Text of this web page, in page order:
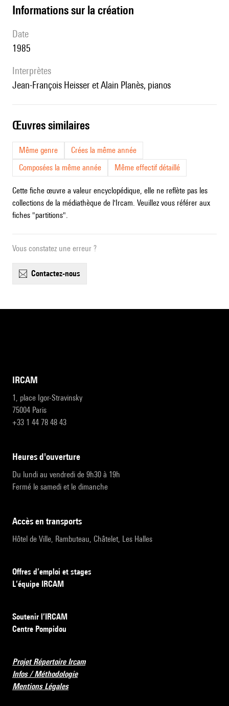
informations sur la création
date
1985
interprètes
Jean-François Heisser et Alain Planès, pianos
œuvres similaires
Même genre
Crées la même année
Composées la même année
Même effectif détaillé
Cette fiche œuvre a valeur encyclopédique, elle ne reflète pas les
collections de la médiathèque de l'Ircam. Veuillez vous référer aux
fiches "partitions".
Vous constatez une erreur ?
contactez-nous
IRCAM
1, place Igor-Stravinsky
75004 Paris
+33 1 44 78 48 43
heures d'ouverture
Du lundi au vendredi de 9h30 à 19h
Fermé le samedi et le dimanche
accès en transports
Hôtel de Ville, Rambuteau, Châtelet, Les Halles
Offres d’emploi et stages
L’équipe IRCAM
Soutenir l’IRCAM
Centre Pompidou
Projet Répertoire Ircam
Infos / Méthodologie
Mentions Légales